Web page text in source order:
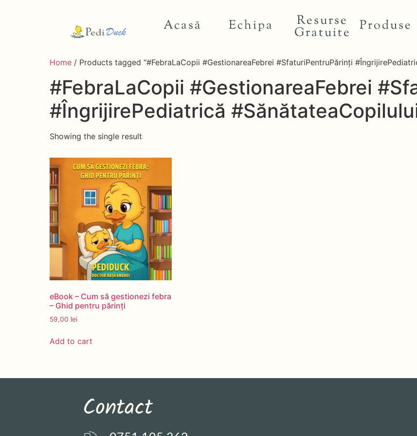
Acasă Echipa Resurse
Gratuite Produse
Home / Products tagged “#FebraLaCopii #GestionareaFebrei #SfaturiPentruPărinți
#FebraLaCopii #GestionareaFebrei
#ÎngrijirePediatrică
Showing the single result
eBook – Cum să gestionezi febra
– Ghid pentru părinți
59,00 lei
Add to cart
Contact